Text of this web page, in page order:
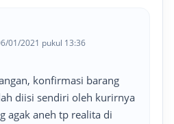
01/2021 pukul 13:36
konfirmasi barang
diisi sendiri oleh kurirnya
agak aneh tp realita di